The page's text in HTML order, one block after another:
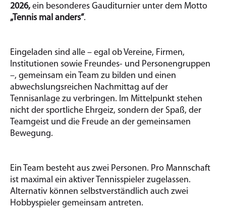
2026, ein besonderes Gauditurnier unter dem Motto
„Tennis mal anders“.
Eingeladen sind alle – egal ob Vereine, Firmen,
Institutionen sowie Freundes- und Personengruppen
–, gemeinsam ein Team zu bilden und einen
abwechslungsreichen Nachmittag auf der
Tennisanlage zu verbringen. Im Mittelpunkt stehen
nicht der sportliche Ehrgeiz, sondern der Spaß, der
Teamgeist und die Freude an der gemeinsamen
Bewegung.
Ein Team besteht aus zwei Personen. Pro Mannschaft
ist maximal ein aktiver Tennisspieler zugelassen.
Alternativ können selbstverständlich auch zwei
Hobbyspieler gemeinsam antreten.